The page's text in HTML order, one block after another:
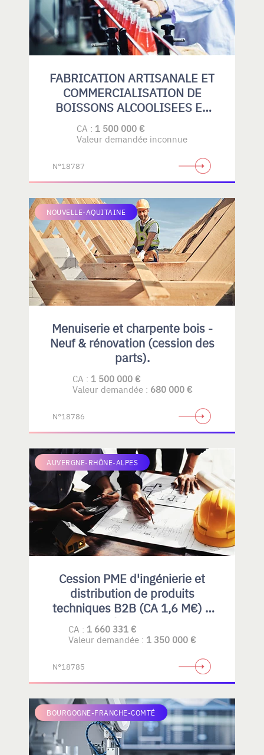
FABRICATION ARTISANALE ET
COMMERCIALISATION DE
BOISSONS ALCOOLISEES ET
SANS ALCOOL
CA : 1 500 000 €
Valeur demandée inconnue
N°18787
NOUVELLE-AQUITAINE
Menuiserie et charpente bois -
Neuf & rénovation (cession des
parts).
CA : 1 500 000 €
Valeur demandée : 680 000 €
N°18786
AUVERGNE-RHÔNE-ALPES
Cession PME d'ingénierie et
distribution de produits
techniques B2B (CA 1,6 M€) –
Rhône-Alpes
CA : 1 660 331 €
Valeur demandée : 1 350 000 €
N°18785
BOURGOGNE-FRANCHE-COMTÉ